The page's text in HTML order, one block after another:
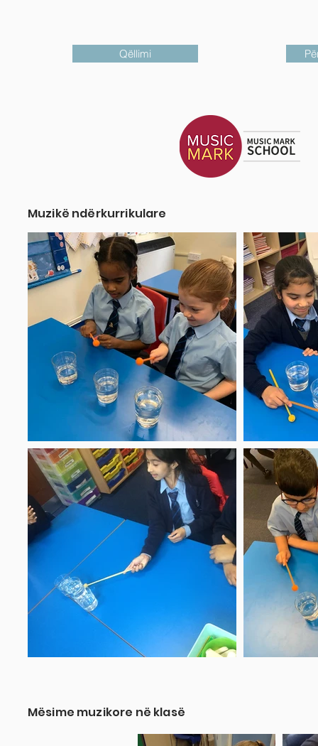
Qëllimi
Muzikë ndërkurrikulare
Mësime muzikore në klasë